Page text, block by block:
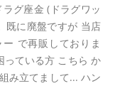
グ座金 (ドラグワッ
既に廃盤ですが 当店
で再販しておりま
っている方 こちら か
み立てまして... ハン